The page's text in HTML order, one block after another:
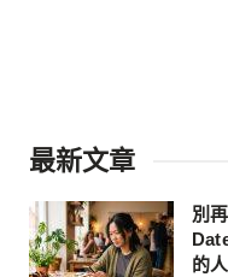
最新文章
別
的人